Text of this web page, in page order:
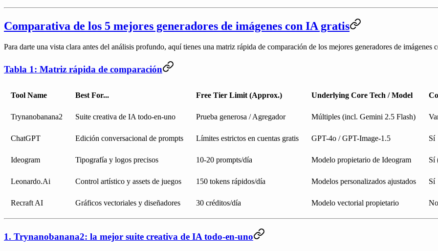
Comparativa de los 5 mejores generadores de imágenes con IA gratis
Para darte una vista clara antes del análisis profundo, aquí tienes una matriz rápida de comparación de los mejores generadores de imágenes
Tabla 1: Matriz rápida de comparación
Tool Name Best For... Free Tier Limit (Approx.) Underlying Core Tech / Model
Trynanobanana2 Suite creativa de IA todo-en-uno Prueba generosa / Agregador Múltiples (incl. Gemini 2.5 Flash)
ChatGPT Edición conversacional de prompts Límites estrictos en cuentas gratis GPT-4o / GPT-Image-1.5 Sí
Ideogram Tipografía y logos precisos 10-20 prompts/día Modelo propietario de Ideogram Sí
Leonardo.Ai Control artístico y assets de juegos 150 tokens rápidos/día Modelos personalizados ajustados Sí
Recraft AI Gráficos vectoriales y diseñadores 30 créditos/día Modelo vectorial propietario
1. Trynanobanana2: la mejor suite creativa de IA todo-en-uno